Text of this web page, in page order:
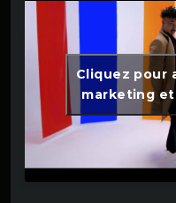
Cliquez pour
marketing